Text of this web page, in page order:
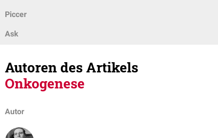
Piccer
Ask
Autoren des Artikels
Onkogenese
Autor